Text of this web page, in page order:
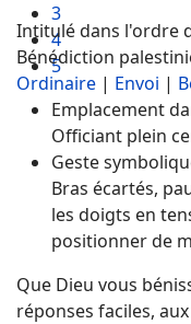
3
4
5
Intitulé dans l'ordre
Bénédiction
Ordinaire | Envoi |
Emplacement
Officiant plein
Geste
Bras écartés,
les doigts en
positionner de
Que Dieu vous
réponses faciles,